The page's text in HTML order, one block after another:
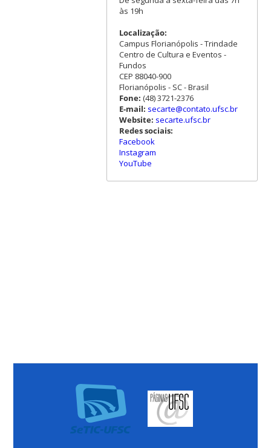
às 19h
Localização:
Campus Florianópolis - Trindade
Centro de Cultura e Eventos -
Fundos
CEP 88040-900
Florianópolis - SC - Brasil
Fone: (48) 3721-2376
E-mail: secarte@contato.ufsc.br
Website: secarte.ufsc.br
Redes sociais:
Facebook
Instagram
YouTube